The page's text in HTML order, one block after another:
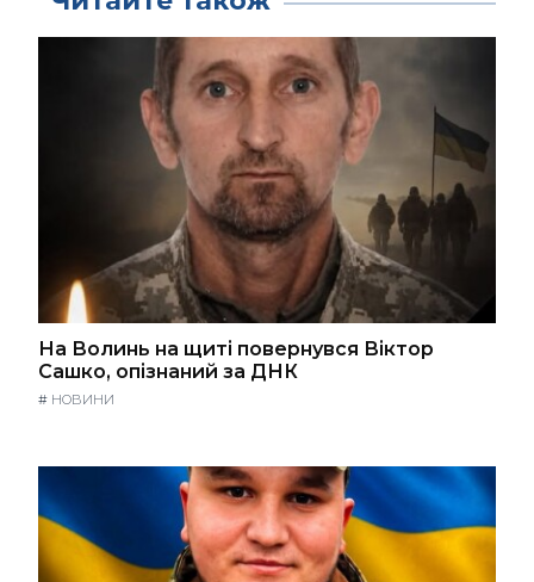
На Волинь на щиті повернувся Віктор
Сашко, опізнаний за ДНК
# НОВИНИ